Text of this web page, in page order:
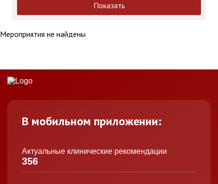
Показать
Мероприятия не найдены
В мобильном приложении:
Актуальные клинические рекомендации
356